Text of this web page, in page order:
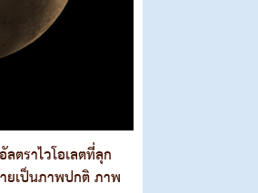
ตราไวโอเลตที่ลุก
ยเป็นภาพปกติ ภาพ